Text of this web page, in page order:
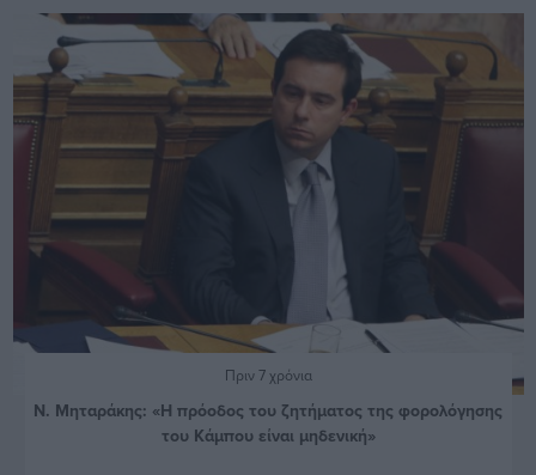
Πριν 7 χρόνια
Ν. Μηταράκης: «Η πρόοδος του ζητήματος της φορολόγησης
του Κάμπου είναι μηδενική»